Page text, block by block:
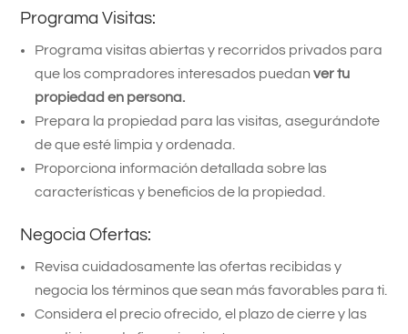
Programa Visitas:
Programa visitas abiertas y recorridos privados para
que los compradores interesados puedanver tu
propiedad en persona.
Prepara la propiedad para las visitas, asegurándote
de que esté limpia y ordenada.
Proporciona información detallada sobre las
características y beneficios de la propiedad.
Negocia Ofertas:
Revisa cuidadosamente las ofertas recibidas y
negocia los términos que sean más favorables para ti.
Considera el precio ofrecido, el plazo de cierre y las